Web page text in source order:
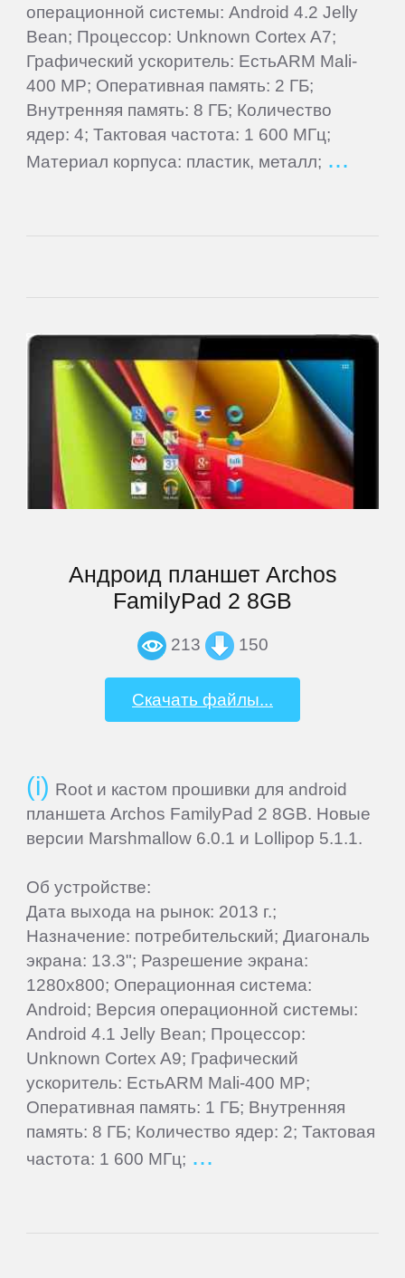
операционной системы: Android 4.2 Jelly
Bean; Процессор: Unknown Cortex A7;
Графический ускоритель: ЕстьARM Mali-
400 MP; Оперативная память: 2 ГБ;
Внутренняя память: 8 ГБ; Количество
ядер: 4; Тактовая частота: 1 600 МГц;
Материал корпуса: пластик, металл;
Андроид планшет Archos
FamilyPad 2 8GB
213 150
Скачать файлы...
Root и кастом прошивки для android
планшета Archos FamilyPad 2 8GB. Новые
версии Marshmallow 6.0.1 и Lollipop 5.1.1.
Об устройстве:
Дата выхода на рынок: 2013 г.;
Назначение: потребительский; Диагональ
экрана: 13.3"; Разрешение экрана:
1280x800; Операционная система:
Android; Версия операционной системы:
Android 4.1 Jelly Bean; Процессор:
Unknown Cortex A9; Графический
ускоритель: ЕстьARM Mali-400 MP;
Оперативная память: 1 ГБ; Внутренняя
память: 8 ГБ; Количество ядер: 2; Тактовая
частота: 1 600 МГц;
Home
Contacts
Add
Sitemap
ПЛАНШЕТЫ
3Q
4Good
Acer